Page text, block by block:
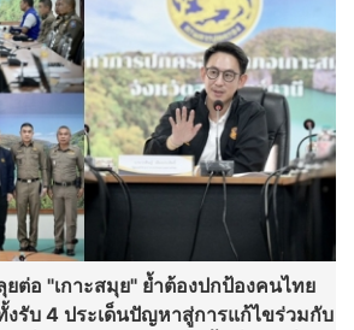
ต่อ "เกาะสมุย" ย้ำต้องปกป้องคนไทย
รับ 4 ประเด็นปัญหาสู่การแก้ไขร่วมกับ